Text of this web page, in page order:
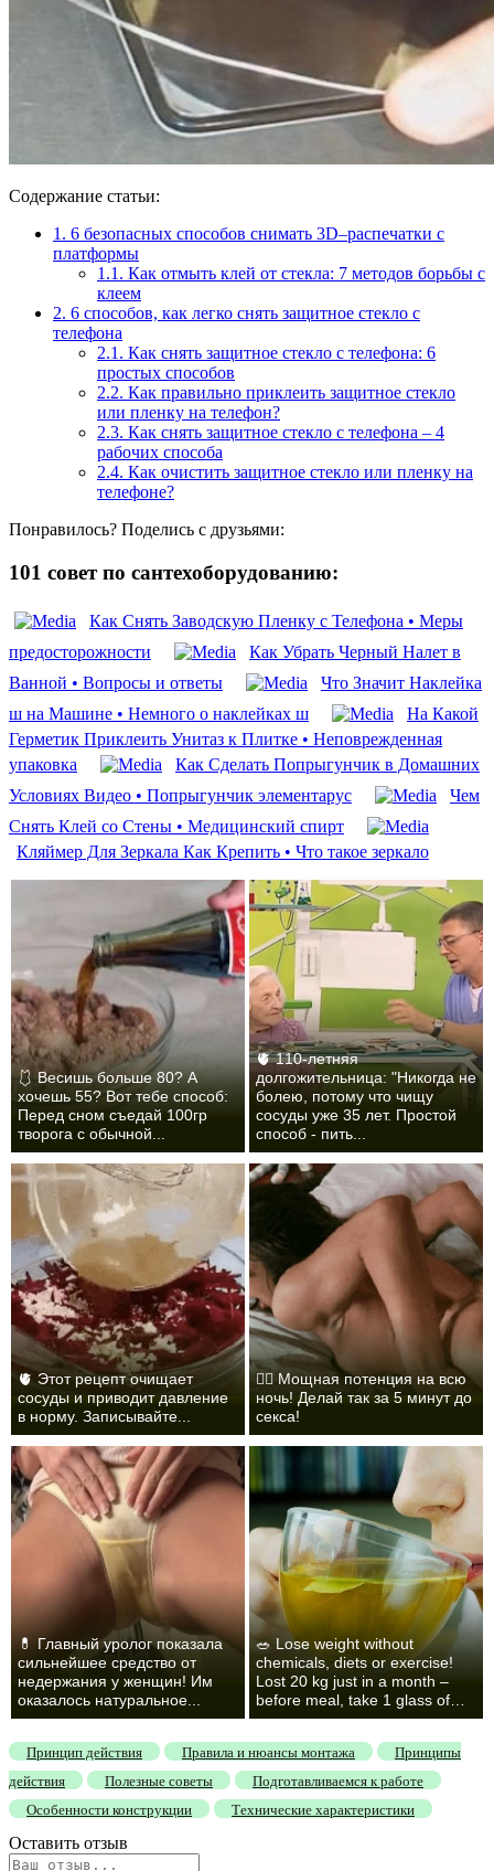
Содержание статьи:
1. 6 безопасных способов снимать 3D–распечатки с
платформы
1.1. Как отмыть клей от стекла: 7 методов борьбы с
клеем
2. 6 способов, как легко снять защитное стекло с
телефона
2.1. Как снять защитное стекло с телефона: 6
простых способов
2.2. Как правильно приклеить защитное стекло
или пленку на телефон?
2.3. Как снять защитное стекло с телефона – 4
рабочих способа
2.4. Как очистить защитное стекло или пленку на
телефоне?
Понравилось? Поделись с друзьями:
101 совет по сантехоборудованию:
Как Снять Заводскую Пленку с Телефона • Меры
предосторожности
Как Убрать Черный Налет в
Ванной • Вопросы и ответы
Что Значит Наклейка
ш на Машине • Немного о наклейках ш
На Какой
Герметик Приклеить Унитаз к Плитке • Неповрежденная
упаковка
Как Сделать Попрыгунчик в Домашних
Условиях Видео • Попрыгунчик элементарус
Чем
Снять Клей со Стены • Медицинский спирт
Кляймер Для Зеркала Как Крепить • Что такое зеркало
🩱 Весишь больше 80? А
хочешь 55? Вот тебе способ:
Перед сном съедай 100гр
творога с обычной...
🫀 110-летняя
долгожительница: "Никогда не
болею, потому что чищу
сосуды уже 35 лет. Простой
способ - пить...
🫀 Этот рецепт очищает
сосуды и приводит давление
в норму. Записывайте...
❤️‍🔥 Мощная потенция на всю
ночь! Делай так за 5 минут до
секса!
💊 Главный уролог показала
сильнейшее средство от
недержания у женщин! Им
оказалось натуральное...
🥗 Lose weight without
chemicals, diets or exercise!
Lost 20 kg just in a month –
before meal, take 1 glass of…
Принцип действия Правила и нюансы монтажа
Принципы
действия
Полезные советы
Подготавливаемся к работе
Особенности конструкции
Технические характеристики
Оставить отзыв